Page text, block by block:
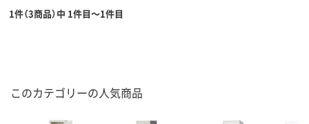
1件（3商品）中 1件目～1件目
このカテゴリーの人気商品